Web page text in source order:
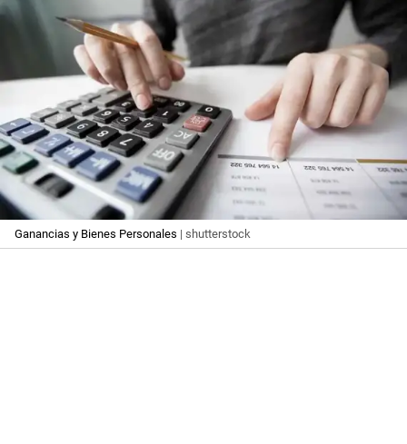
Ganancias y Bienes Personales | shutterstock